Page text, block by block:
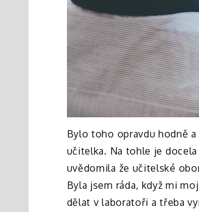
Bylo toho opravdu hodně
učitelka. Na tohle je
uvědomila že učitelské
Byla jsem ráda, když mi
dělat v laboratoři a třeba